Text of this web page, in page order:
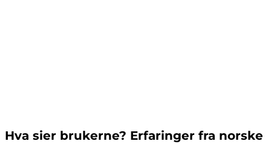
Hva sier brukerne? Erfaringer fra norske